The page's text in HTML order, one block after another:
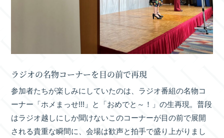
ラジオの名物コーナーを目の前で再現
参加者たちが楽しみにしていたのは、ラジオ番組の名物コ
ーナー「ホメまっせ!!!」と「おめでと～！」の生再現。普段
はラジオ越しにしか聞けないこのコーナーが目の前で展開
される貴重な瞬間に、会場は歓声と拍手で盛り上がりまし